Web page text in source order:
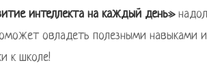
интеллекта на каждый день»
овладеть полезными навыками
к школе!